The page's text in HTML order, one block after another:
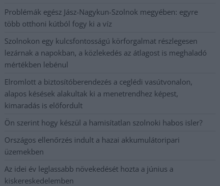
Problémák egész Jász-Nagykun-Szolnok megyében: egyre
több otthoni kútból fogy ki a víz
Szolnokon egy kulcsfontosságú körforgalmat részlegesen
lezárnak a napokban, a közlekedés az átlagost is meghaladó
mértékben lebénul
Elromlott a biztosítóberendezés a ceglédi vasútvonalon,
alapos késések alakultak ki a menetrendhez képest,
kimaradás is előfordult
Ön szerint hogy készül a hamisítatlan szolnoki habos isler?
Országos ellenőrzés indult a hazai akkumulátoripari
üzemekben
Az idei év leglassabb növekedését hozta a június a
kiskereskedelemben